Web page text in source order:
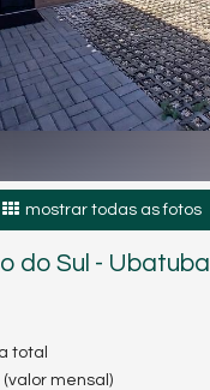
mostrar todas as fotos
do Sul - Ubatuba
total
(valor mensal)